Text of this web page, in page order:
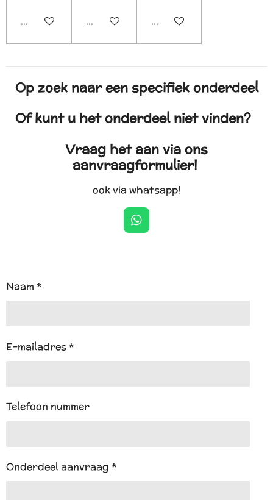
In winkelwagenIn winkelwagenIn winkelwagen
Op zoek naar een specifiek onderdeel
Of kunt u het onderdeel niet vinden?
Vraag het aan via ons
aanvraagformulier!
ook via whatsapp!
W
h
Naam *
E-mailadres *
Telefoon nummer
Onderdeel aanvraag *